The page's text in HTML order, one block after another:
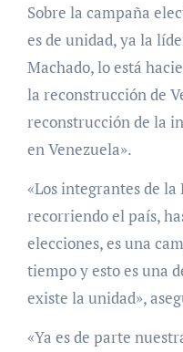
Sobre la campaña
es de unidad, ya la
Machado, lo está
la reconstrucción de
reconstrucción de la
en Venezuela».
«Los integrantes de
recorriendo el país,
elecciones, es una
tiempo y esto es una
existe la unidad»,
«Ya es de parte